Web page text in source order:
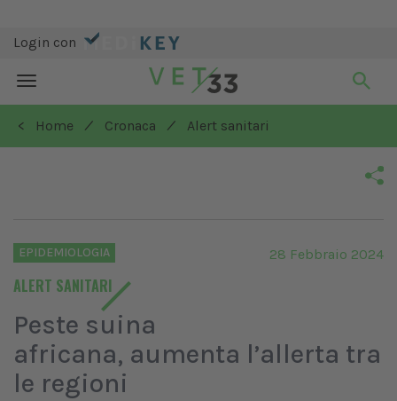
Login con
Toggle
navigation
< Home
/ Cronaca / Alert sanitari
EPIDEMIOLOGIA
ALERT SANITARI
28 Febbraio 2024
Peste suina
africana, aumenta l’allerta tra
le regioni